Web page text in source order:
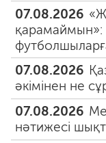
07.08.2026
қарамаймын»:
07.08.2026
әкімінен не
07.08.2026
нәтижесі